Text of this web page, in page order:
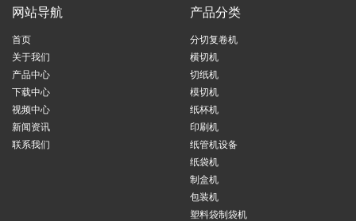
网站导航
首页
关于我们
产品中心
下载中心
视频中心
新闻资讯
联系我们
产品分类
分切复卷机
横切机
切纸机
模切机
纸杯机
印刷机
纸管机设备
纸袋机
制盒机
包装机
塑料袋制袋机